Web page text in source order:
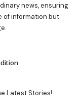
news, ensuring
of information but
Latest Stories!